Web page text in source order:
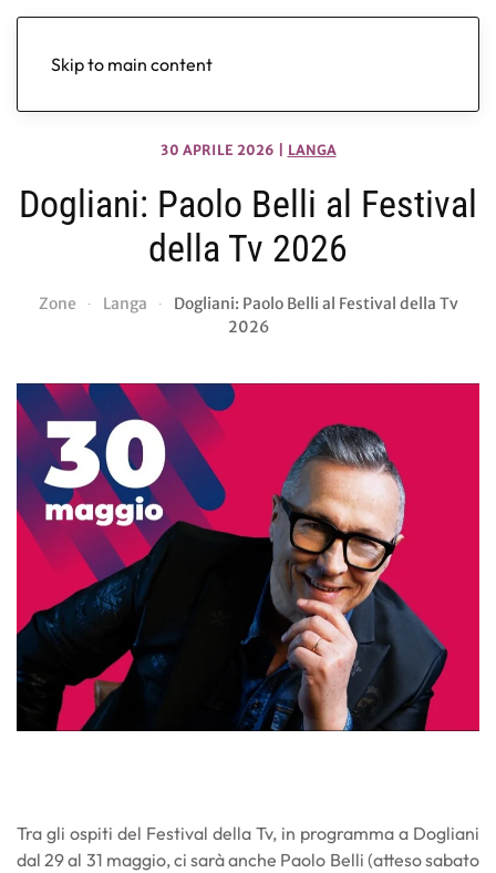
Skip to main content
30 APRILE 2026 LANGA
Dogliani: Paolo Belli al Festival
della Tv 2026
Zone Langa
Dogliani: Paolo Belli al Festival della Tv
2026
Tra gli ospiti del Festival della Tv, in programma a Dogliani
dal 29 al 31 maggio, ci sarà anche Paolo Belli (atteso sabato